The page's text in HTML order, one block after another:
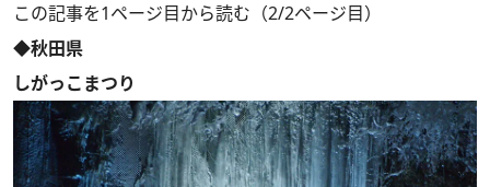
この記事を1ページ目から読む（2/2ページ目）
◆秋田県
しがっこまつり